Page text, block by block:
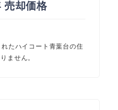
売却価格
たハイコート青葉台の住
ません。